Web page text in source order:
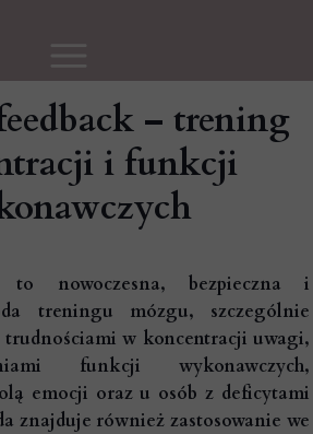
– trening
i funkcji
to nowoczesna, bezpieczna i
treningu mózgu, szczególnie
trudnościami w koncentracji uwagi,
funkcji wykonawczych,
emocji oraz u osób z deficytami
znajduje również zastosowanie we